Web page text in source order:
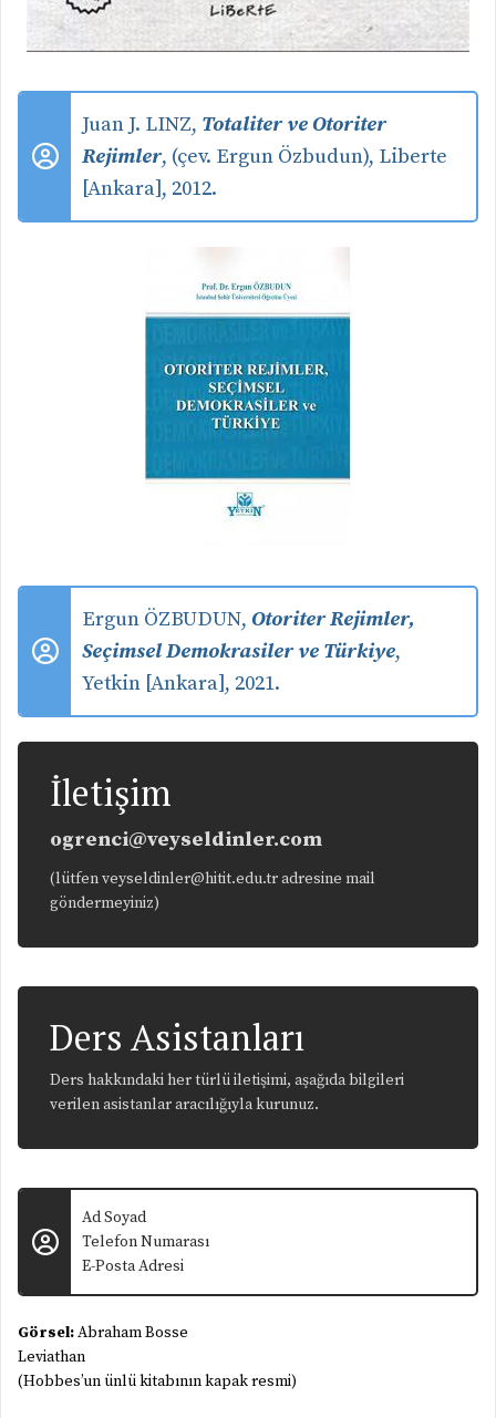
Juan J. LINZ, Totaliter ve Otoriter
Rejimler, (çev. Ergun Özbudun), Liberte
[Ankara], 2012.
Ergun ÖZBUDUN, Otoriter Rejimler,
Seçimsel Demokrasiler ve Türkiye,
Yetkin [Ankara], 2021.
İletişim
ogrenci@veyseldinler.com
(lütfen veyseldinler@hitit.edu.tr adresine mail
göndermeyiniz)
Ders Asistanları
Ders hakkındaki her türlü iletişimi, aşağıda bilgileri
verilen asistanlar aracılığıyla kurunuz.
Ad Soyad
Telefon Numarası
E-Posta Adresi
Görsel:Abraham Bosse
Leviathan
(Hobbes’un ünlü kitabının kapak resmi)